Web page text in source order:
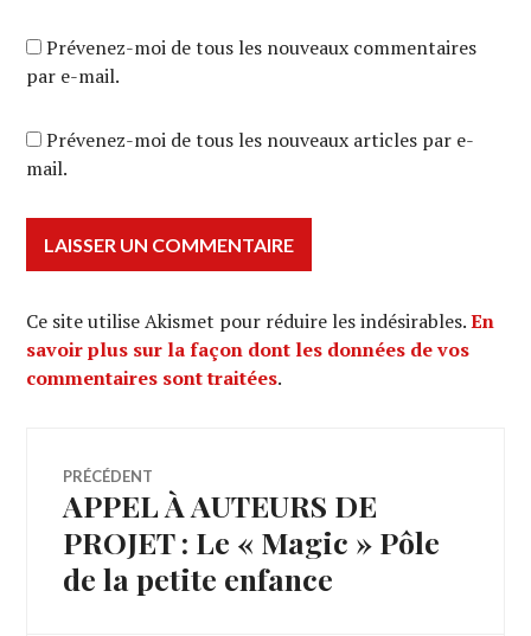
Prévenez-moi de tous les nouveaux commentaires
par e-mail.
Prévenez-moi de tous les nouveaux articles par e-
mail.
Ce site utilise Akismet pour réduire les indésirables.En
savoir plus sur la façon dont les données de vos
commentaires sont traitées.
Navigation
de
l’article
PRÉCÉDENT
Article
précédent :
APPEL À AUTEURS DE
PROJET : Le « Magic » Pôle
de la petite enfance